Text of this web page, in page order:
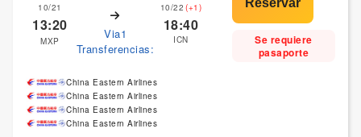
10/21
13:20
MXP
Via1
Transferencias:
10/22 (+1)
18:40
ICN
Se requiere
pasaporte
China Eastern Airlines
China Eastern Airlines
China Eastern Airlines
China Eastern Airlines